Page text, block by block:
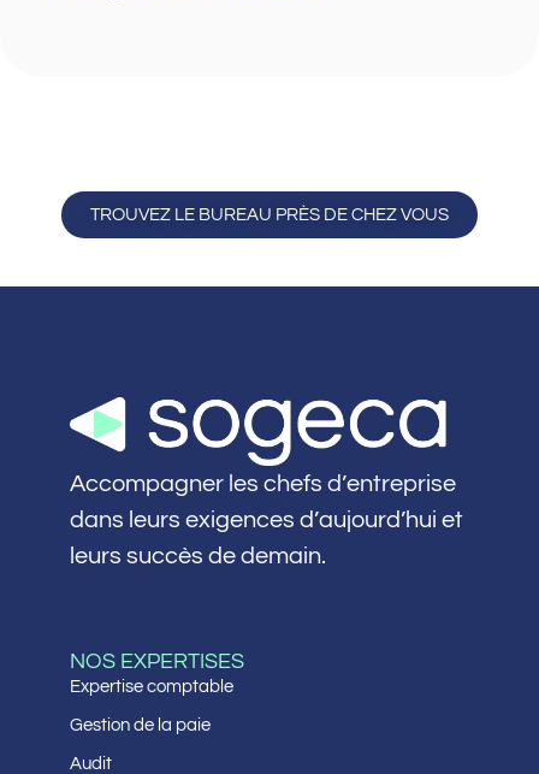
TROUVEZ LE BUREAU PRÈS DE CHEZ VOUS
Accompagner les chefs d’entreprise
dans leurs exigences d’aujourd’hui et
leurs succès de demain.
NOS EXPERTISES
Expertise comptable
Gestion de la paie
Audit